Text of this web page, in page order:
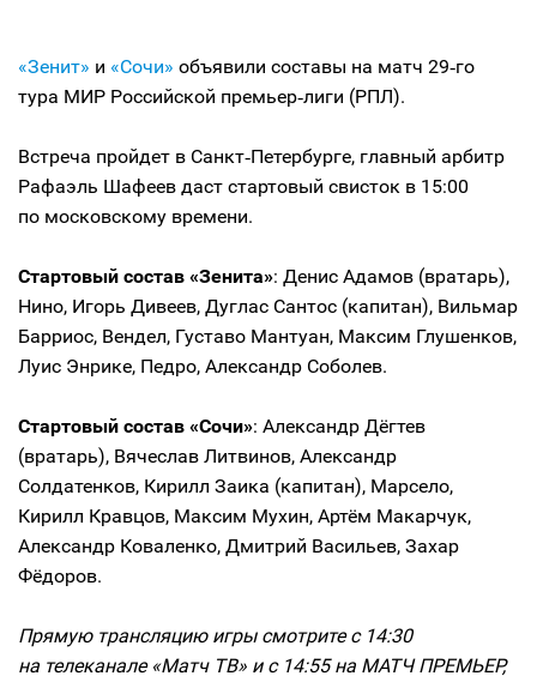
«Зенит» и «Сочи» объявили составы на матч 29‑го
тура МИР Российской премьер‑лиги (РПЛ).
Встреча пройдет в Санкт‑Петербурге, главный арбитр
Рафаэль Шафеев даст стартовый свисток в 15:00
по московскому времени.
Стартовый состав «Зенита»: Денис Адамов (вратарь),
Нино, Игорь Дивеев, Дуглас Сантос (капитан), Вильмар
Барриос, Вендел, Густаво Мантуан, Максим Глушенков,
Луис Энрике, Педро, Александр Соболев.
Стартовый состав «Сочи»: Александр Дёгтев
(вратарь), Вячеслав Литвинов, Александр
Солдатенков, Кирилл Заика (капитан), Марсело,
Кирилл Кравцов, Максим Мухин, Артём Макарчук,
Александр Коваленко, Дмитрий Васильев, Захар
Фёдоров.
Прямую трансляцию игры смотрите с 14:30
на телеканале «Матч ТВ» и с 14:55 на МАТЧ ПРЕМЬЕР,